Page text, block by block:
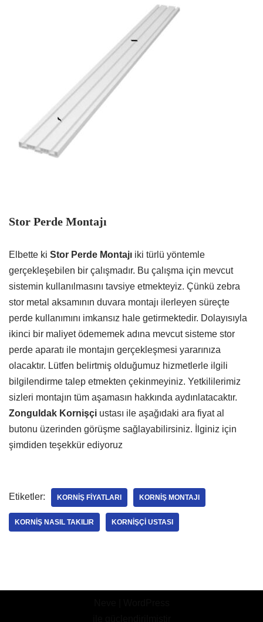
Stor Perde Montajı
Elbette ki Stor Perde Montajı iki türlü yöntemle
gerçekleşebilen bir çalışmadır. Bu çalışma için mevcut
sistemin kullanılmasını tavsiye etmekteyiz. Çünkü zebra
stor metal aksamının duvara montajı ilerleyen süreçte
perde kullanımını imkansız hale getirmektedir. Dolayısıyla
ikinci bir maliyet ödememek adına mevcut sisteme stor
perde aparatı ile montajın gerçekleşmesi yararınıza
olacaktır. Lütfen belirtmiş olduğumuz hizmetlerle ilgili
bilgilendirme talep etmekten çekinmeyiniz. Yetkililerimiz
sizleri montajın tüm aşamasın hakkında aydınlatacaktır.
Zonguldak Kornişçi ustası ile aşağıdaki ara fiyat al
butonu üzerinden görüşme sağlayabilirsiniz. İlginiz için
şimdiden teşekkür ediyoruz
Etiketler: KORNIŞ FIYATLARI KORNIŞ MONTAJI
KORNIŞ NASIL TAKILIR KORNIŞÇI USTASI